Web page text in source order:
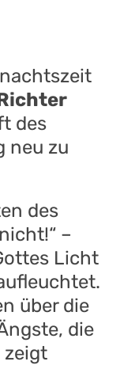
des
neu zu
des
–
Licht
über die
die
zeigt